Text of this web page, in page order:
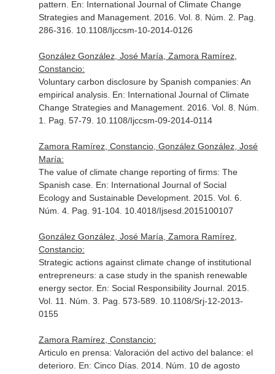
pattern. En: International Journal of Climate Change
Strategies and Management. 2016. Vol. 8. Núm. 2. Pag.
286-316. 10.1108/Ijccsm-10-2014-0126
González González, José María, Zamora Ramírez,
Constancio:
Voluntary carbon disclosure by Spanish companies: An
empirical analysis. En: International Journal of Climate
Change Strategies and Management. 2016. Vol. 8. Núm.
1. Pag. 57-79. 10.1108/Ijccsm-09-2014-0114
Zamora Ramírez, Constancio, González González, José
María:
The value of climate change reporting of firms: The
Spanish case. En: International Journal of Social
Ecology and Sustainable Development. 2015. Vol. 6.
Núm. 4. Pag. 91-104. 10.4018/Ijsesd.2015100107
González González, José María, Zamora Ramírez,
Constancio:
Strategic actions against climate change of institutional
entrepreneurs: a case study in the spanish renewable
energy sector. En: Social Responsibility Journal. 2015.
Vol. 11. Núm. 3. Pag. 573-589. 10.1108/Srj-12-2013-
0155
Zamora Ramírez, Constancio:
Articulo en prensa: Valoración del activo del balance: el
deterioro. En: Cinco Días. 2014. Núm. 10 de agosto